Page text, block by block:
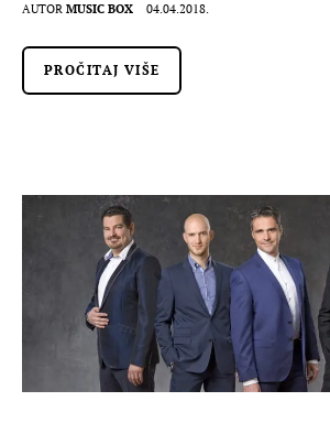
AUTOR MUSIC BOX 04.04.2018.
PROČITAJ VIŠE